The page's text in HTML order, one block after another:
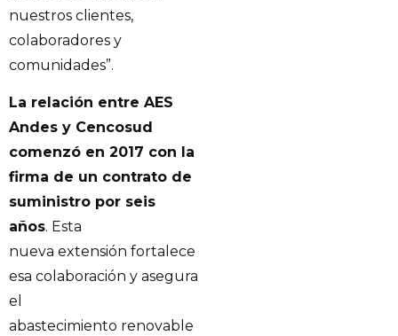
nuestros clientes,
colaboradores y
comunidades”.
La relación entre AES
Andes y Cencosud
comenzó en 2017 con la
firma de un contrato de
suministro por seis
años. Esta
nueva extensión fortalece
esa colaboración y asegura
el
abastecimiento renovable